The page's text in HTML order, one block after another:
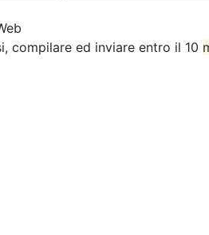
compilare ed inviare entro il 10